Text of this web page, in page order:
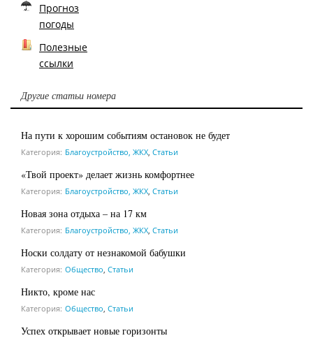
Прогноз
погоды
Полезные
ссылки
Другие статьи номера
На пути к хорошим событиям остановок не будет
Категория: Благоустройство, ЖКХ Статьи
«Твой проект» делает жизнь комфортнее
Категория: Благоустройство, ЖКХ Статьи
Новая зона отдыха – на 17 км
Категория: Благоустройство, ЖКХ Статьи
Носки солдату от незнакомой бабушки
Категория: Общество Статьи
Никто, кроме нас
Категория: Общество Статьи
Успех открывает новые горизонты